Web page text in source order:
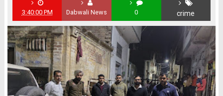
3:40:00 PM Dabwali News 0 crime